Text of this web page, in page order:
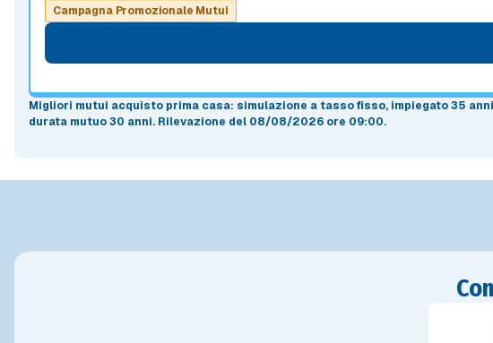
Campagna Promozionale Mutui
Migliori mutui acquisto prima casa: simulazione a tasso fisso, impiegato 35
durata mutuo30 anni. Rilevazione del 08/08/2026 ore 09:00.